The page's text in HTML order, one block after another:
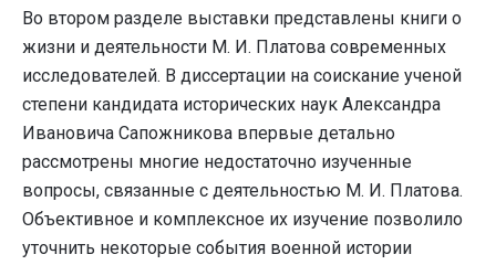
Во втором разделе выставки представлены книги о
жизни и деятельности М. И. Платова современных
исследователей. В диссертации на соискание ученой
степени кандидата исторических наук Александра
Ивановича Сапожникова впервые детально
рассмотрены многие недостаточно изученные
вопросы, связанные с деятельностью М. И. Платова.
Объективное и комплексное их изучение позволило
уточнить некоторые события военной истории